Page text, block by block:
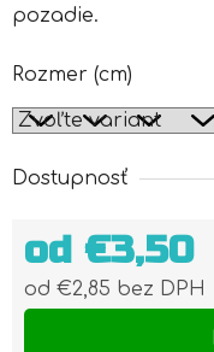
pozadie.
Rozmer (cm)
Dostupnosť
od €3,50
od €2,85 bez DPH